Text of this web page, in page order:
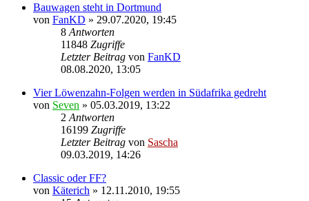
Bauwagen steht in Dortmund
von FanKD » 29.07.2020, 19:45
8 Antworten
11848 Zugriffe
Letzter Beitrag von FanKD
08.08.2020, 13:05
Vier Löwenzahn-Folgen werden in Südafrika gedreht
von Seven » 05.03.2019, 13:22
2 Antworten
16199 Zugriffe
Letzter Beitrag von Sascha
09.03.2019, 14:26
Classic oder FF?
von Käterich » 12.11.2010, 19:55